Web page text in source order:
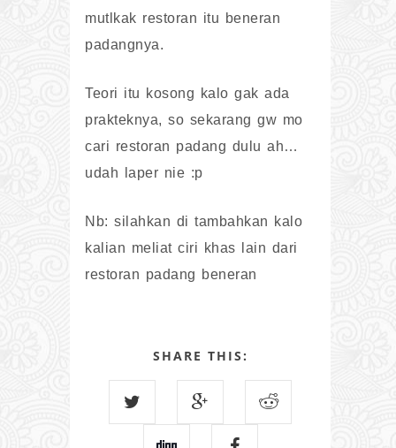
mutlkak restoran itu beneran
padangnya.
Teori itu kosong kalo gak ada
prakteknya, so sekarang gw mo
cari restoran padang dulu ah…
udah laper nie :p
Nb: silahkan di tambahkan kalo
kalian meliat ciri khas lain dari
restoran padang beneran
SHARE THIS: